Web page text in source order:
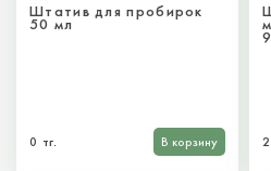
Штатив для пробирок
50 мл
0 тг. В корзину